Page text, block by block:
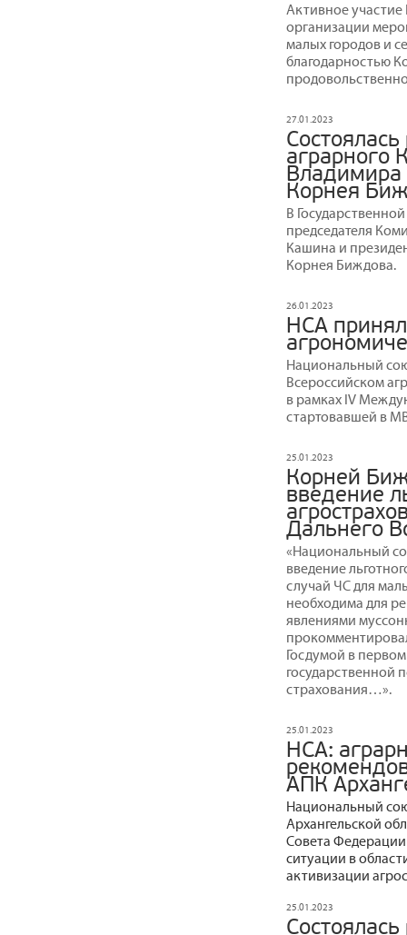
Активное
организации
малых городов и
благодарностью
27.01.2023
аграрного
Корнея
В
председателя
Кашина и
Корнея Биждова.
26.01.2023
НСА принял
Национальный
Всероссийском
в рамках IV
стартовавшей в
25.01.2023
Корней
введение
Дальнего
«Национальный
введение
случай ЧС для
необходима для
явлениями
Госдумой в
государственной
страхования…».
25.01.2023
НСА:
АПК
Национальный
Архангельской
Совета
ситуации в
активизации
25.01.2023